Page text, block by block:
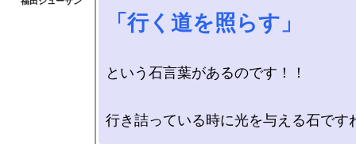
「行く道を照らす」
という石言葉があるのです！！